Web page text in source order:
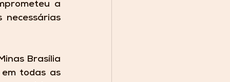
a
Brasília
todas as